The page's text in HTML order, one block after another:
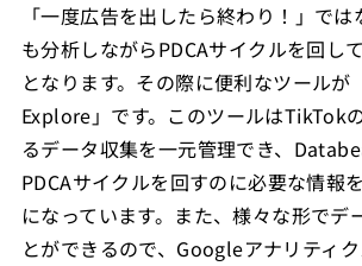
「一度広告を出したら終わり！」で
も分析しながらPDCAサイクルを回し
となります。その際に便利なツール
Explore」です。このツールはTikTok
るデータ収集を一元管理でき、
PDCAサイクルを回すのに必要な情報
になっています。また、様々な形でデ
とができるので、Googleアナリティ